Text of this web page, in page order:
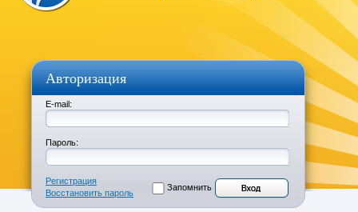
Авторизация
E-mail:
Пароль:
Регистрация
Восстановить пароль
Запомнить